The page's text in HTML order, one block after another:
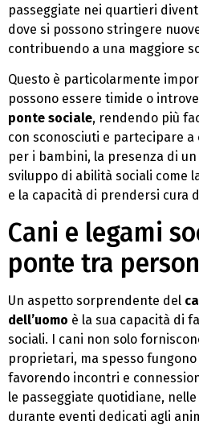
passeggiate nei quartieri
dove si possono stringere
contribuendo a una maggiore
Questo è particolarmente
possono essere timide o
ponte sociale, rendendo più
con sconosciuti e partecipare
per i bambini, la presenza di
sviluppo di abilità sociali come
e la capacità di prendersi cura
Cani e legami
ponte tra
Un aspetto sorprendente del
dell’uomo è la sua capacità di
sociali. I cani non solo
proprietari, ma spesso fungono
favorendo incontri e
le passeggiate quotidiane,
durante eventi dedicati agli